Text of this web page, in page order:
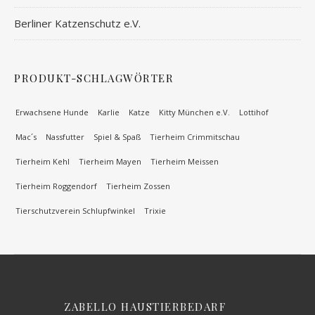
Berliner Katzenschutz e.V.
PRODUKT-SCHLAGWÖRTER
Erwachsene Hunde Karlie Katze Kitty München e.V. Lottihof
Mac´s Nassfutter Spiel & Spaß Tierheim Crimmitschau
Tierheim Kehl Tierheim Mayen Tierheim Meissen
Tierheim Roggendorf Tierheim Zossen
Tierschutzverein Schlupfwinkel Trixie
ZABELLO HAUSTIERBEDARF